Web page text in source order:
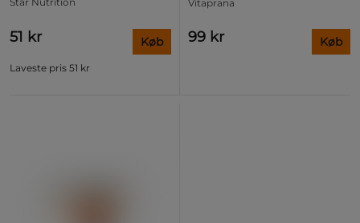
51 kr
Laveste pris 51 kr
Køb
Vitaprana
99 kr Køb